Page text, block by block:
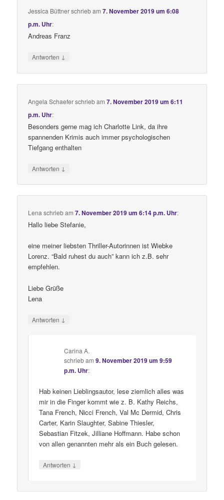
Jessica Büttnerschriebam7. November 2019 um 6:08
p.m. Uhr:
Andreas Franz
Antworten ↓
Angela Schaeferschriebam7. November 2019 um 6:11
p.m. Uhr:
Besonders gerne mag ich Charlotte Link, da ihre
spannenden Krimis auch immer psychologischen
Tiefgang enthalten
Antworten ↓
Lena schriebam7. November 2019 um 6:14 p.m. Uhr:
Hallo liebe Stefanie,
eine meiner liebsten Thriller-Autorinnen ist Wiebke
Lorenz. “Bald ruhest du auch” kann ich z.B. sehr
empfehlen.
Liebe Grüße
Lena
Antworten ↓
Carina A.
schriebam9. November 2019 um 9:59
p.m. Uhr:
Hab keinen Lieblingsautor, lese ziemlich alles was
mir in die Finger kommt wie z. B. Kathy Reichs,
Tana French, Nicci French, Val Mc Dermid, Chris
Carter, Karin Slaughter, Sabine Thiesler,
Sebastian Fitzek, Jilliane Hoffmann. Habe schon
von allen genannten mehr als ein Buch gelesen.
Antworten ↓